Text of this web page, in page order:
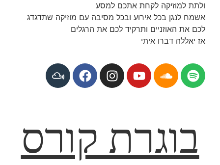
ולתת למוזיקה לקחת אתכם למסע
אשמח לנגן בכל אירוע ובכל מסיבה עם מוזיקה שתדגדג
לכם את האוזניים ותרקיד לכם את הרגלים
אז יאללה דברו איתי
בוגרת קורס